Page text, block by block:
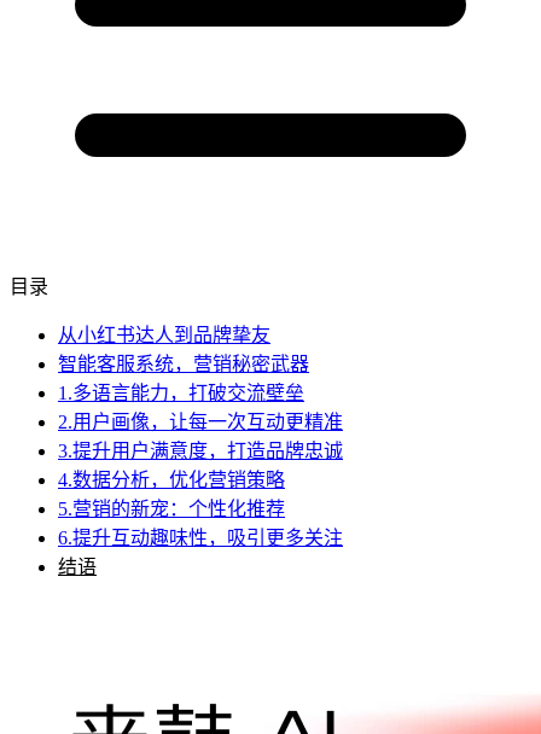
目录
从小红书达人到品牌挚友
智能客服系统，营销秘密武器
1.多语言能力，打破交流壁垒
2.用户画像，让每一次互动更精准
3.提升用户满意度，打造品牌忠诚
4.数据分析，优化营销策略
5.营销的新宠：个性化推荐
6.提升互动趣味性，吸引更多关注
结语